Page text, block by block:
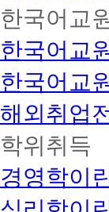
한국어교
한국어교
한국어교
해외취업
학위취득
경영학이